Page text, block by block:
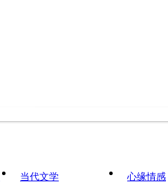
当代文学
心缘情感